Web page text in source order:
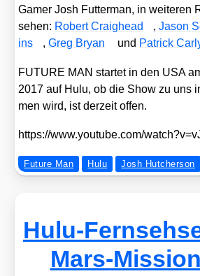
Gamer Josh Fut­ter­man, in wei­te­ren
sehen: Robert Craighead ,Jason
ins
,Greg Bryan und Patrick
FUTURE MAN star­tet in den USA
2017 auf Hulu, ob die Show zu uns
men wird, ist der­zeit offen.
https://​www​.you​tube​.com/​
Future Man Hulu Josh Hutcherson
Hulu-
Mars-